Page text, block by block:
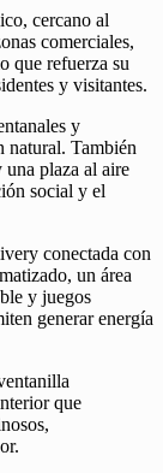
cercano al
comerciales,
que refuerza su
y visitantes.
y
natural. También
una plaza al aire
social y el
conectada con
un área
y juegos
generar energía
que